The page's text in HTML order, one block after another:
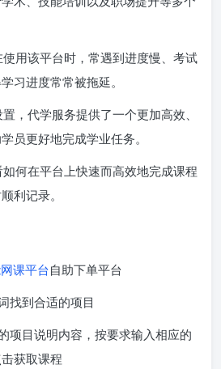
用该平台时，常遇到进度慢、考试
习进度常常被拖延。
，代学服务提供了一个更加高效、
员更好地完成学业任务。
何在平台上快速而高效地完成课程
利记录。
课平台自助下单平台
找到合适的项目
项目说明内容，按要求输入相应的
获取课程